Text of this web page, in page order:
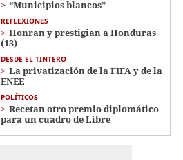
“Municipios blancos”
REFLEXIONES
Honran y prestigian a Honduras
(13)
DESDE EL TINTERO
La privatización de la FIFA y de la
ENEE
POLÍTICOS
Recetan otro premio diplomático
para un cuadro de Libre